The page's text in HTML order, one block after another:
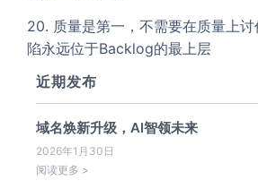
20. 质量是第一，不需要在质量上
陷永远位于Backlog的最上层
近期发布
域名焕新升级，AI智领未来
2026年1月30日
阅读更多 >